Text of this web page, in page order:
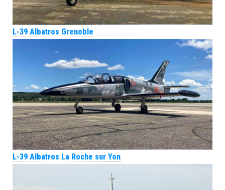
L-39 Albatros Grenoble
L-39 Albatros La Roche sur Yon